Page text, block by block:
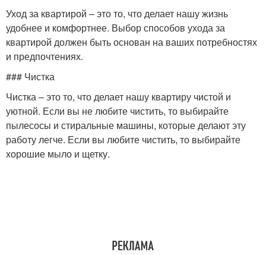
Уход за квартирой – это то, что делает нашу жизнь
удобнее и комфортнее. Выбор способов ухода за
квартирой должен быть основан на ваших потребностях
и предпочтениях.
### Чистка
Чистка – это то, что делает нашу квартиру чистой и
уютной. Если вы не любите чистить, то выбирайте
пылесосы и стиральные машины, которые делают эту
работу легче. Если вы любите чистить, то выбирайте
хорошие мыло и щетку.